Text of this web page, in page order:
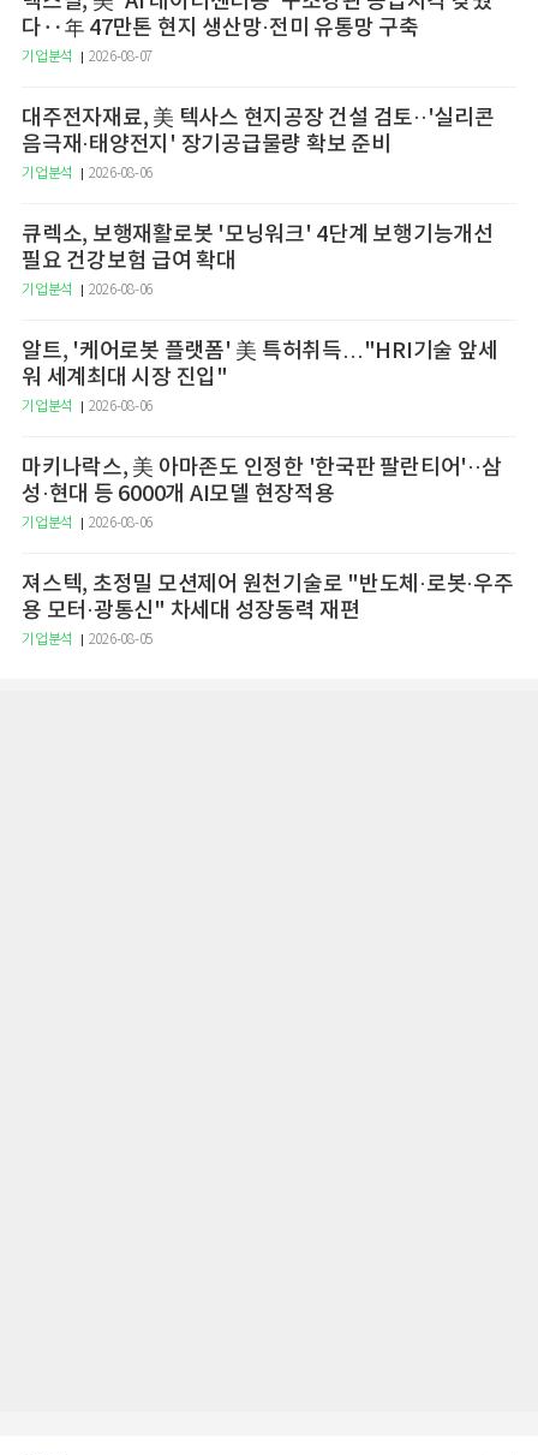
다‥年 47만톤 현지 생산망·전미 유통망 구축
기업분석 2026-08-07
대주전자재료, 美 텍사스 현지공장 건설 검토··'실리콘
음극재·태양전지' 장기공급물량 확보 준비
기업분석 2026-08-06
큐렉소, 보행재활로봇 '모닝워크' 4단계 보행기능개선
필요 건강보험 급여 확대
기업분석 2026-08-06
알트, '케어로봇 플랫폼' 美 특허취득…"HRI기술 앞세
워 세계최대 시장 진입"
기업분석 2026-08-06
마키나락스, 美 아마존도 인정한 '한국판 팔란티어'··삼
성·현대 등 6000개 AI모델 현장적용
기업분석 2026-08-06
져스텍, 초정밀 모션제어 원천기술로 "반도체·로봇·우주
용 모터·광통신" 차세대 성장동력 재편
기업분석 2026-08-05